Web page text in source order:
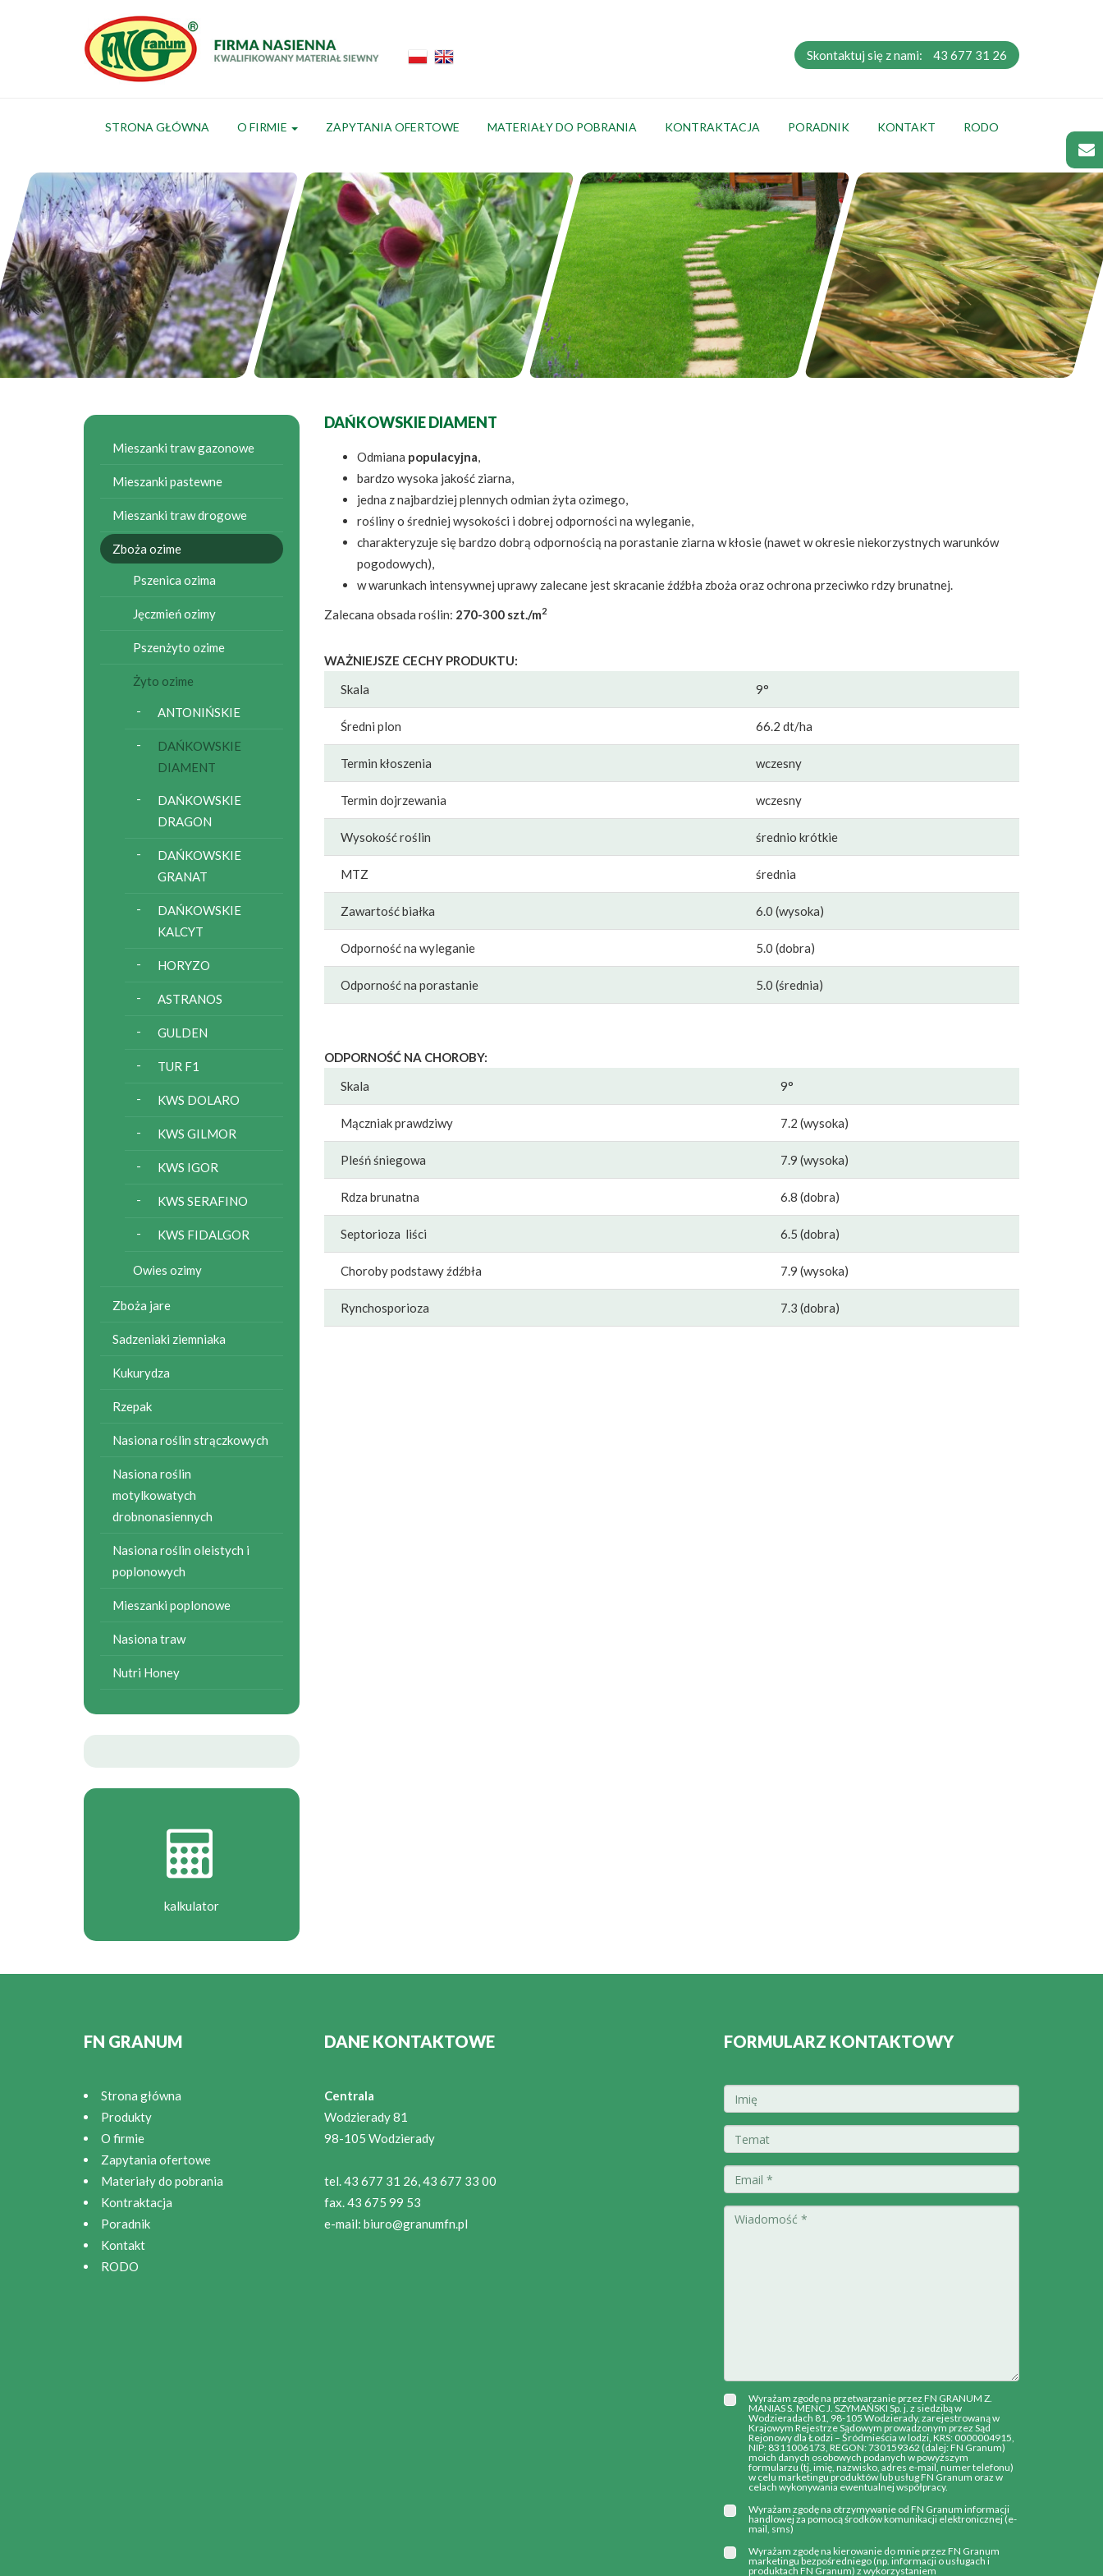
Skontaktuj się z nami: 43 677 31 26
STRONA GŁÓWNA O FIRMIE ZAPYTANIA OFERTOWE MATERIAŁY DO POBRANIA KONTRAKTACJA PORADNIK KONTAKT RODO
Mieszanki traw gazonowe
Mieszanki pastewne
Mieszanki traw drogowe
Zboża ozime
Pszenica ozima
Jęczmień ozimy
Pszenżyto ozime
Żyto ozime
ANTONIŃSKIE
DAŃKOWSKIE
DIAMENT
DAŃKOWSKIE
DRAGON
DAŃKOWSKIE
GRANAT
DAŃKOWSKIE
KALCYT
HORYZO
ASTRANOS
GULDEN
TUR F1
KWS DOLARO
KWS GILMOR
KWS IGOR
KWS SERAFINO
KWS FIDALGOR
Owies ozimy
Zboża jare
Sadzeniaki ziemniaka
Kukurydza
Rzepak
Nasiona roślin strączkowych
Nasiona roślin
motylkowatych
drobnonasiennych
Nasiona roślin oleistych i
poplonowych
Mieszanki poplonowe
Nasiona traw
Nutri Honey
kalkulator
DAŃKOWSKIE DIAMENT
Odmiana populacyjna,
bardzo wysoka jakość ziarna,
jedna z najbardziej plennych odmian żyta ozimego,
rośliny o średniej wysokości i dobrej odporności na wyleganie,
charakteryzuje się bardzo dobrą odpornością na porastanie ziarna w kłosie (nawet w okresie niekorzystnych warunków
pogodowych),
w warunkach intensywnej uprawy zalecane jest skracanie źdźbła zboża oraz ochrona przeciwko rdzy brunatnej.
Zalecana obsada roślin: 270-300 szt./m2
WAŻNIEJSZE CECHY PRODUKTU:
Skala
9°
Średni plon 66.2 dt/ha
Termin kłoszenia wczesny
Termin dojrzewania wczesny
Wysokość roślin średnio krótkie
MTZ średnia
Zawartość białka 6.0 (wysoka)
Odporność na wyleganie 5.0 (dobra)
Odporność na porastanie 5.0 (średnia)
ODPORNOŚĆ NA CHOROBY:
Skala
9°
Mączniak prawdziwy 7.2 (wysoka)
Pleśń śniegowa 7.9 (wysoka)
Rdza brunatna 6.8 (dobra)
Septorioza liści 6.5 (dobra)
Choroby podstawy źdźbła 7.9 (wysoka)
Rynchosporioza 7.3 (dobra)
FN GRANUM
Strona główna
Produkty
O firmie
Zapytania ofertowe
Materiały do pobrania
Kontraktacja
Poradnik
Kontakt
RODO
DANE KONTAKTOWE
Centrala
Wodzierady 81
98-105 Wodzierady
tel. 43 677 31 26, 43 677 33 00
fax. 43 675 99 53
e-mail: biuro@granumfn.pl
FORMULARZ KONTAKTOWY
Wyrażam zgodę na przetwarzanie przez FN GRANUM Z.
MANIAS S. MENC J. SZYMAŃSKI Sp. j. z siedzibą w
Wodzieradach 81, 98-105 Wodzierady, zarejestrowaną w
Krajowym Rejestrze Sądowym prowadzonym przez Sąd
Rejonowy dla Łodzi – Śródmieścia w lodzi, KRS: 0000004915,
NIP: 8311006173, REGON: 730159362 (dalej: FN Granum)
moich danych osobowych podanych w powyższym
formularzu (tj. imię, nazwisko, adres e-mail, numer telefonu)
w celu marketingu produktów lub usług FN Granum oraz w
celach wykonywania ewentualnej współpracy.
Wyrażam zgodę na otrzymywanie od FN Granum informacji
handlowej za pomocą środków komunikacji elektronicznej (e-
mail, sms)
Wyrażam zgodę na kierowanie do mnie przez FN Granum
marketingu bezpośredniego (np. informacji o usługach i
produktach FN Granum) z wykorzystaniem